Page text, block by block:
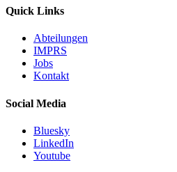
Quick Links
Abteilungen
IMPRS
Jobs
Kontakt
Social Media
Bluesky
LinkedIn
Youtube